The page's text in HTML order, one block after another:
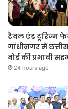
ट्रैवल एंड टूरिज्म
गांधीनगर में
बोर्ड की प्रभावी
24 hours ago